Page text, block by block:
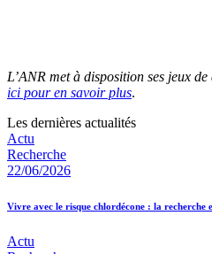
L’ANR met à disposition ses jeux de
ici pour en savoir plus.
Les dernières actualités
Actu
Recherche
22/06/2026
Vivre avec le risque chlordécone : la recherche
Actu